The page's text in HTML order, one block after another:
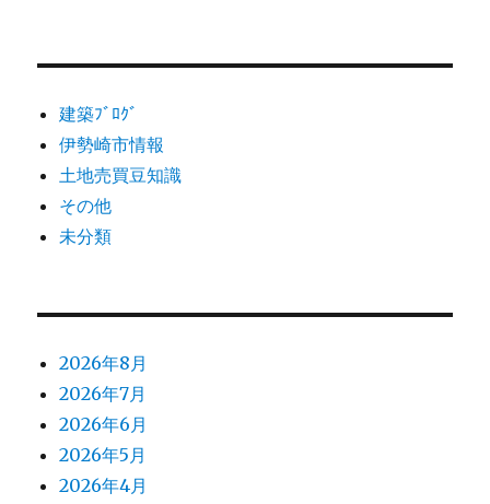
建築ﾌﾞﾛｸﾞ
伊勢崎市情報
土地売買豆知識
その他
未分類
2026年8月
2026年7月
2026年6月
2026年5月
2026年4月